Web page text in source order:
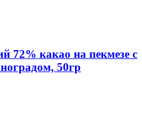
72% какао на пекмезе с
50гр